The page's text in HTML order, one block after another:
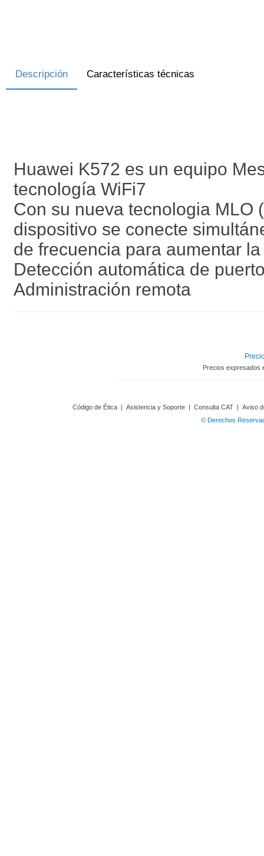
Descripción Características técnicas
Huawei K572 es un equipo
tecnología WiFi7
Con su nueva tecnologia MLO
dispositivo se conecte
de frecuencia para aumentar
Detección automática de
Administración remota
Precios expresados
Código de Ética | Asistencia y Soporte | Consulta CAT | Aviso
© Derechos